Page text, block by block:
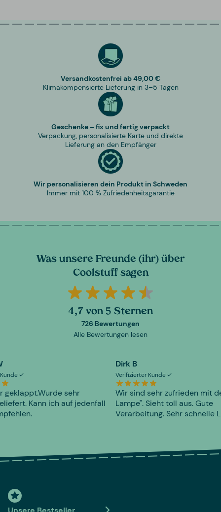
Versandkostenfrei ab 49,00 €
Klimakompensierte Lieferung in 3–5 Tagen
Geschenke – fix und fertig verpackt
Verpackung, personalisierte Karte und direkte
Lieferung an den Empfänger
Wir personalisieren dein Produkt in Schweden
Immer mit 100 % Zufriedenheitsgarantie
Was unsere Freunde (ihr) über
Coolstuff sagen
4,7 von 5 Sternen
726 Bewertungen
Alle Bewertungen lesen
geklappt.Wurde sehr
Kann ich auf jedenfall
Dirk B
Verifizierter Kunde
Wir sind sehr zufrieden mit
Lampe". Sieht toll aus. Gute
Verarbeitung. Sehr schnelle